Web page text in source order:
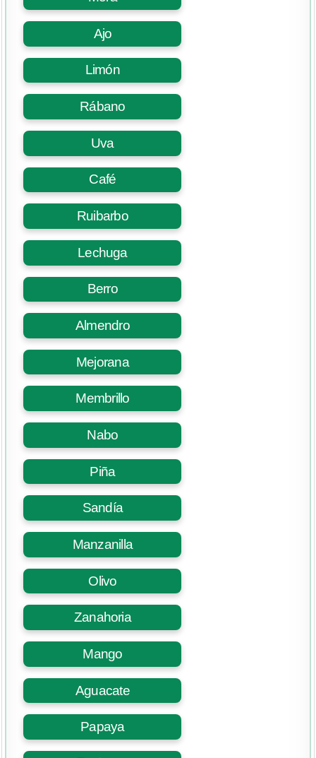
Ajo
Limón
Rábano
Uva
Café
Ruibarbo
Lechuga
Berro
Almendro
Mejorana
Membrillo
Nabo
Piña
Sandía
Manzanilla
Olivo
Zanahoria
Mango
Aguacate
Papaya